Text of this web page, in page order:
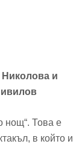
Николова и
нощ“. Това е
в който и